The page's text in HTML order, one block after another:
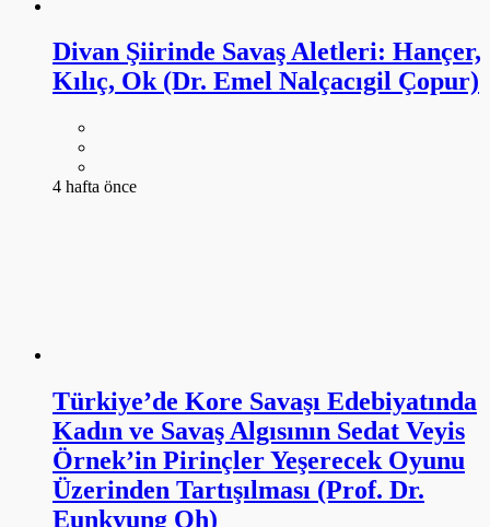
Divan Şiirinde Savaş Aletleri: Hançer,
Kılıç, Ok (Dr. Emel Nalçacıgil Çopur)
4 hafta önce
Türkiye’de Kore Savaşı Edebiyatında
Kadın ve Savaş Algısının Sedat Veyis
Örnek’in Pirinçler Yeşerecek Oyunu
Üzerinden Tartışılması (Prof. Dr.
Eunkyung Oh)